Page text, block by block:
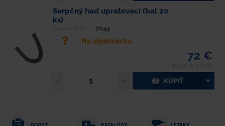
Sorpčný had upratovací (bal 20
ks)
7044
Na objednávku
72 €
KÚPIŤ